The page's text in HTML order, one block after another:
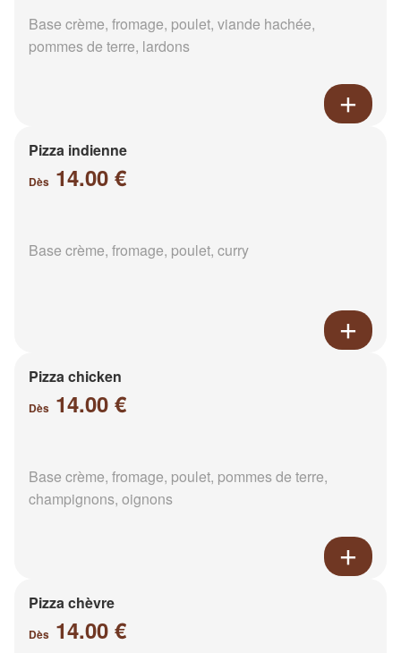
Base crème, fromage, poulet, viande hachée,
pommes de terre, lardons
Pizza indienne
Dès 14.00 €
Base crème, fromage, poulet, curry
Pizza chicken
Dès 14.00 €
Base crème, fromage, poulet, pommes de terre,
champignons, oignons
Pizza chèvre
Dès 14.00 €